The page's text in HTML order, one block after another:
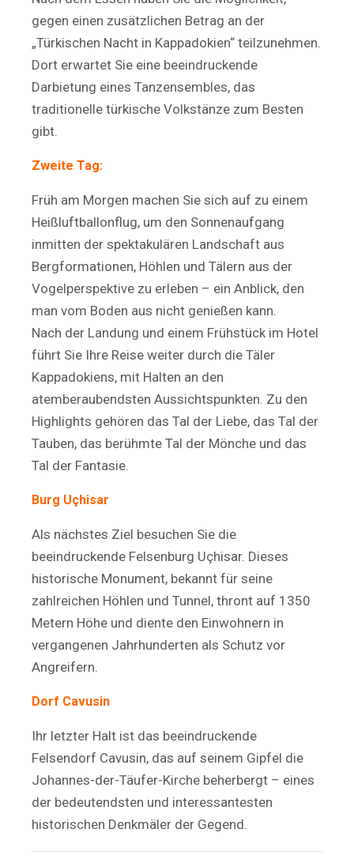
gegen einen zusätzlichen Betrag an der
„Türkischen Nacht in Kappadokien“ teilzunehmen.
Dort erwartet Sie eine beeindruckende
Darbietung eines Tanzensembles, das
traditionelle türkische Volkstänze zum Besten
gibt.
Zweite Tag:
Früh am Morgen machen Sie sich auf zu einem
Heißluftballonflug, um den Sonnenaufgang
inmitten der spektakulären Landschaft aus
Bergformationen, Höhlen und Tälern aus der
Vogelperspektive zu erleben – ein Anblick, den
man vom Boden aus nicht genießen kann.
Nach der Landung und einem Frühstück im Hotel
führt Sie Ihre Reise weiter durch die Täler
Kappadokiens, mit Halten an den
atemberaubendsten Aussichtspunkten. Zu den
Highlights gehören das Tal der Liebe, das Tal der
Tauben, das berühmte Tal der Mönche und das
Tal der Fantasie.
Burg Uçhisar
Als nächstes Ziel besuchen Sie die
beeindruckende Felsenburg Uçhisar. Dieses
historische Monument, bekannt für seine
zahlreichen Höhlen und Tunnel, thront auf 1350
Metern Höhe und diente den Einwohnern in
vergangenen Jahrhunderten als Schutz vor
Angreifern.
Dorf Cavusin
Ihr letzter Halt ist das beeindruckende
Felsendorf Cavusin, das auf seinem Gipfel die
Johannes-der-Täufer-Kirche beherbergt – eines
der bedeutendsten und interessantesten
historischen Denkmäler der Gegend.